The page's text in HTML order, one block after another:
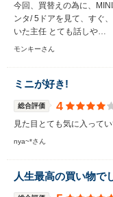
今回、買替えの為に、
ンタ/ 5ドアを見て、すぐ
いた主任 とても話しや…
モンキーさん
ミニが好き!
総合評価 4
見た目とても気に入って
nya~*さん
人生最高の買い物で